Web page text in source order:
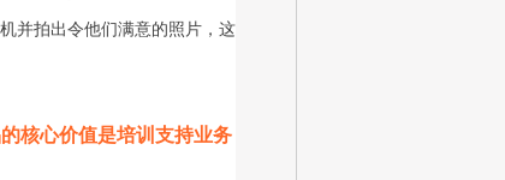
并拍出令他们满意的照片，这
核心价值是培训支持业务